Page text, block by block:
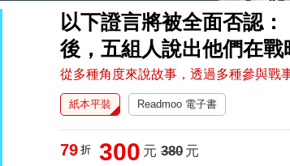
以下證言將被全面否認
後，五組人說出他們在
從多種角度來說故事，透過多種參與戰
紙本平裝 Readmoo 電子書
79 折 300 元 380元